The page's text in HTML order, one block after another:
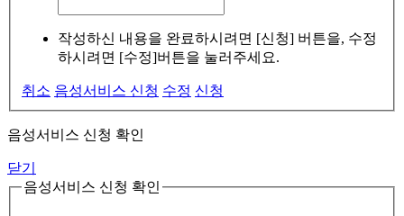
작성하신 내용을 완료하시려면 [신청] 버튼을, 수정
하시려면 [수정]버튼을 눌러주세요.
취소 음성서비스 신청 수정 신청
음성서비스 신청 확인
닫기
음성서비스 신청 확인